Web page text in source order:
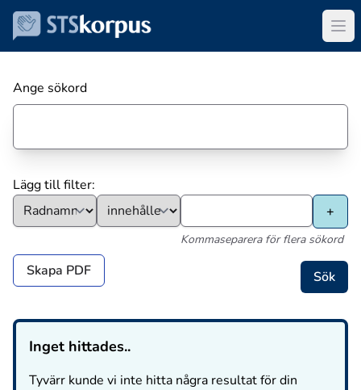
Ange sökord
Lägg till filter:
Kommaseparera för flera sökord
Skapa PDF
Inget hittades..
Tyvärr kunde vi inte hitta några resultat för din